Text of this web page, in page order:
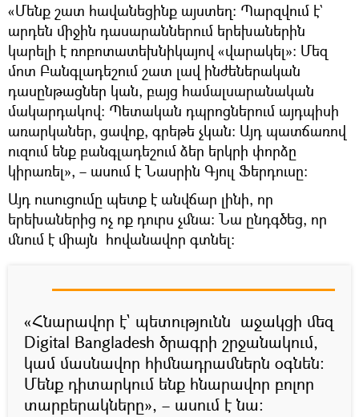
«Մենք շատ հավանեցինք այստեղ։ Պարզվում է`
արդեն միջին դասարաններում երեխաներին
կարելի է ռոբոտատեխնիկայով «վարակել»։ Մեզ
մոտ Բանգլադեշում շատ լավ ինժեներական
դասընթացներ կան, բայց համալսարանական
մակարդակով։ Պետական դպրոցներում այդպիսի
առարկաներ, ցավոք, գրեթե չկան։ Այդ պատճառով
ուզում ենք բանգլադեշում ձեր երկրի փորձը
կիրառել», – ասում է Նասրին Գյուլ Ֆերդուսը։
Այդ ուսուցումը պետք է անվճար լինի, որ
երեխաներից ոչ ոք դուրս չմնա։ Նա ընդգծեց, որ
մնում է միայն հովանավոր գտնել։
«Հնարավոր է` պետությունն աջակցի մեզ
Digital Bangladesh ծրագրի շրջանակում,
կամ մասնավոր հիմնադրամներն օգնեն։
Մենք դիտարկում ենք հնարավոր բոլոր
տարբերակները», – ասում է նա։